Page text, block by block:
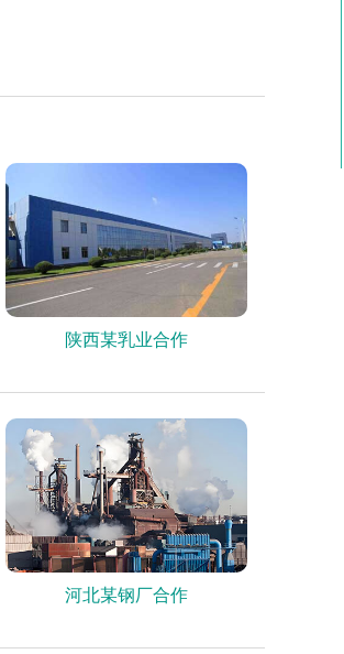
陕西某乳业合作
河北某钢厂合作